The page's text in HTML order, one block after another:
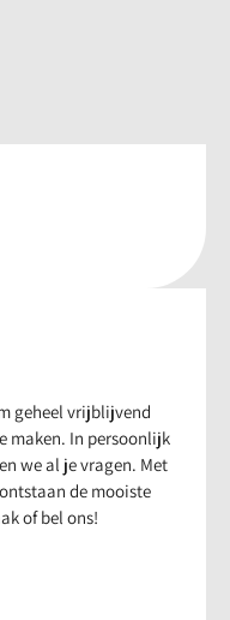
geheel vrijblijvend
maken. In persoonlijk
we al je vragen. Met
de mooiste
of bel ons!